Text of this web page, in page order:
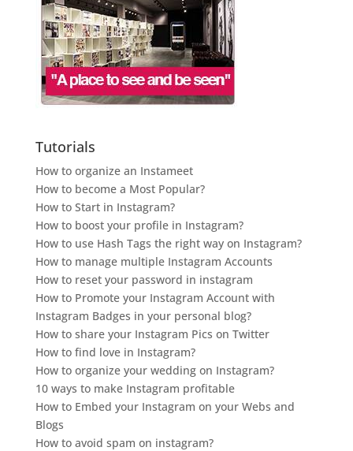
Tutorials
How to organize an Instameet
How to become a Most Popular?
How to Start in Instagram?
How to boost your profile in Instagram?
How to use Hash Tags the right way on Instagram?
How to manage multiple Instagram Accounts
How to reset your password in instagram
How to Promote your Instagram Account with
Instagram Badges in your personal blog?
How to share your Instagram Pics on Twitter
How to find love in Instagram?
How to organize your wedding on Instagram?
10 ways to make Instagram profitable
How to Embed your Instagram on your Webs and
Blogs
How to avoid spam on instagram?